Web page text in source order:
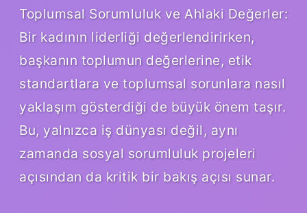
Toplumsal Sorumluluk ve Ahlaki Değerler:
Bir kadının liderliği değerlendirirken,
başkanın toplumun değerlerine, etik
standartlara ve toplumsal sorunlara nasıl
yaklaşım gösterdiği de büyük önem taşır.
Bu, yalnızca iş dünyası değil, aynı
zamanda sosyal sorumluluk projeleri
açısından da kritik bir bakış açısı sunar.